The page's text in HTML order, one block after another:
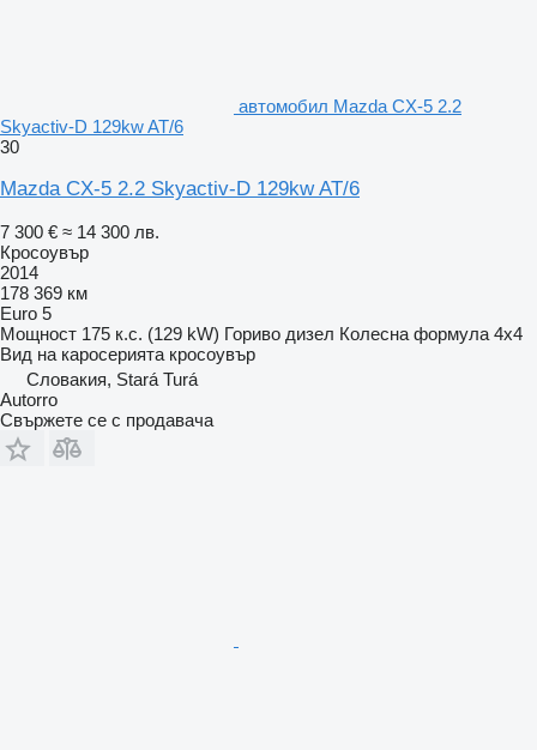
автомобил Mazda CX-5 2.2
Skyactiv-D 129kw AT/6
30
Mazda CX-5 2.2 Skyactiv-D 129kw AT/6
7 300 € ≈ 14 300 лв.
Кросоувър
2014
178 369 км
Euro 5
Мощност 175 к.с. (129 kW) Гориво дизел Колесна формула 4x4
Вид на каросерията кросоувър
Словакия, Stará Turá
Autorro
Свържете се с продавача